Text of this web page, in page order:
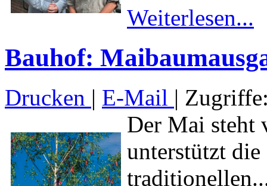
Weiterlesen...
Bauhof:
Drucken | E-Mail |
Der Mai steht
unterstützt